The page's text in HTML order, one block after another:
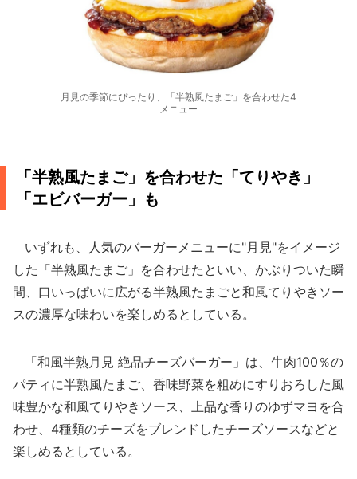
月見の季節にぴったり、「半熟風たまご」を合わせた4
メニュー
「半熟風たまご」を合わせた「てりやき」
「エビバーガー」も
いずれも、人気のバーガーメニューに"月見"をイメージ
した「半熟風たまご」を合わせたといい、かぶりついた瞬
間、口いっぱいに広がる半熟風たまごと和風てりやきソー
スの濃厚な味わいを楽しめるとしている。
「和風半熟月見 絶品チーズバーガー」は、牛肉100％の
パティに半熟風たまご、香味野菜を粗めにすりおろした風
味豊かな和風てりやきソース、上品な香りのゆずマヨを合
わせ、4種類のチーズをブレンドしたチーズソースなどと
楽しめるとしている。